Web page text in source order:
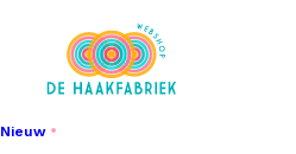
Nieuw